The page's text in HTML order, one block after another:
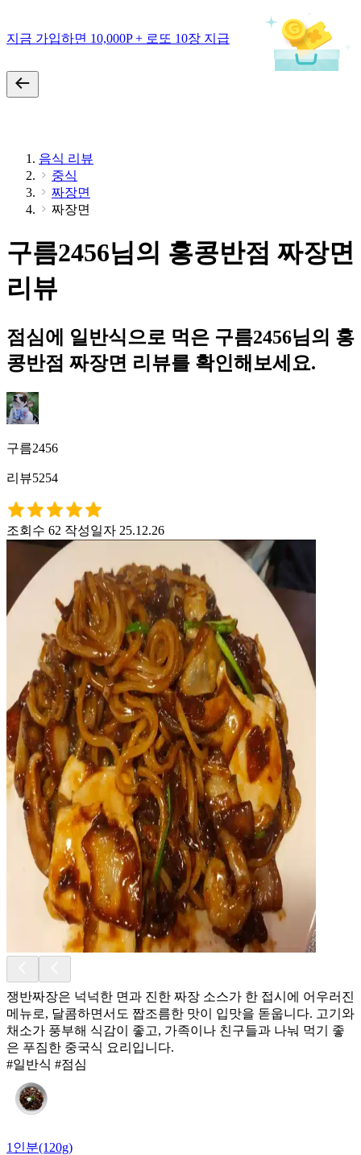
지금 가입하면 10,000P + 로또 10장 지급
음식 리뷰
중식
짜장면
짜장면
구름2456님의 홍콩반점 짜장면
리뷰
점심에 일반식으로 먹은 구름2456님의 홍
콩반점 짜장면 리뷰를 확인해보세요.
구름2456
리뷰5254
조회수 62 작성일자 25.12.26
쟁반짜장은 넉넉한 면과 진한 짜장 소스가 한 접시에 어우러진
메뉴로, 달콤하면서도 짭조름한 맛이 입맛을 돋웁니다. 고기와
채소가 풍부해 식감이 좋고, 가족이나 친구들과 나눠 먹기 좋
은 푸짐한 중국식 요리입니다.
#일반식 #점심
1인분(120g)